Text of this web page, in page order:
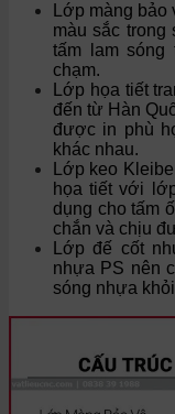
Lớp màng
màu sắc trong
tấm lam sóng
chạm.
Lớp họa tiết
đến từ Hàn
được in phù
khác nhau.
Lớp keo
họa tiết với
dụng cho tấm
chắn và chịu
Lớp đế cốt
nhựa PS nên
sóng nhựa